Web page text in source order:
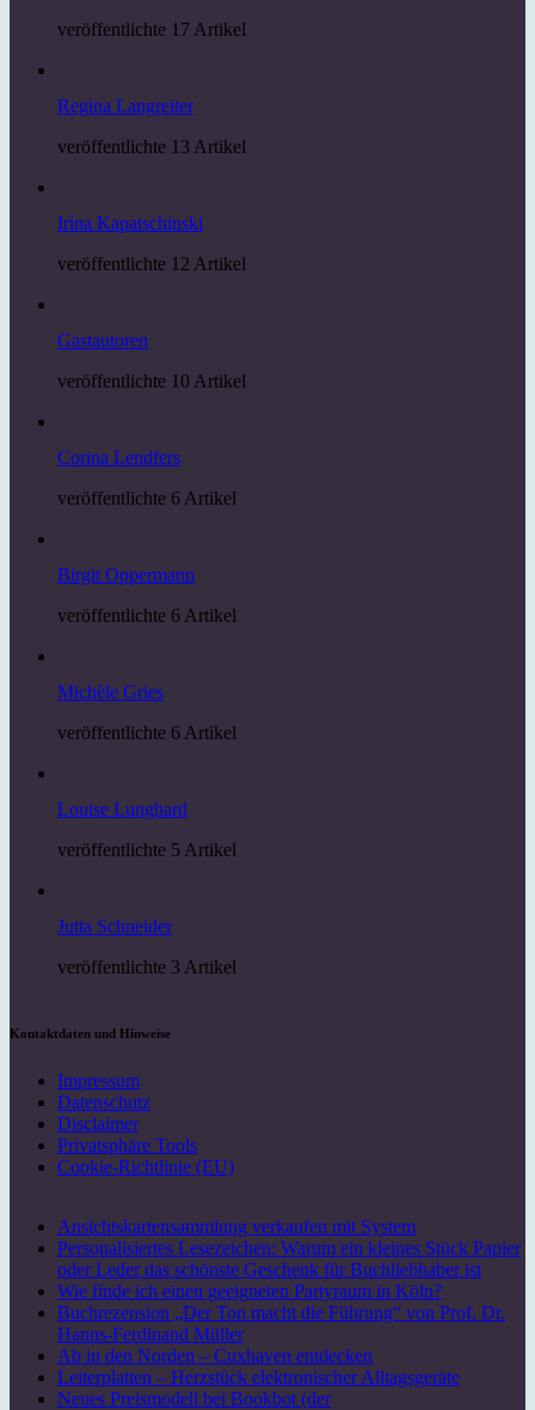
veröffentlichte 17 Artikel
Regina Langreiter
veröffentlichte 13 Artikel
Irina Kapatschinski
veröffentlichte 12 Artikel
Gastautoren
veröffentlichte 10 Artikel
Corina Lendfers
veröffentlichte 6 Artikel
Birgit Oppermann
veröffentlichte 6 Artikel
Michèle Gries
veröffentlichte 6 Artikel
Louise Lunghard
veröffentlichte 5 Artikel
Jutta Schneider
veröffentlichte 3 Artikel
Kontaktdaten und Hinweise
Impressum
Datenschutz
Disclaimer
Privatsphäre Tools
Cookie-Richtlinie (EU)
Ansichtskartensammlung verkaufen mit System
Personalisiertes Lesezeichen: Warum ein kleines Stück Papier
oder Leder das schönste Geschenk für Buchliebhaber ist
Wie finde ich einen geeigneten Partyraum in Köln?
Buchrezension „Der Ton macht die Führung“ von Prof. Dr.
Hanns-Ferdinand Müller
Ab in den Norden – Cuxhaven entdecken
Leiterplatten – Herzstück elektronischer Alltagsgeräte
Neues Preismodell bei Bookbot (der